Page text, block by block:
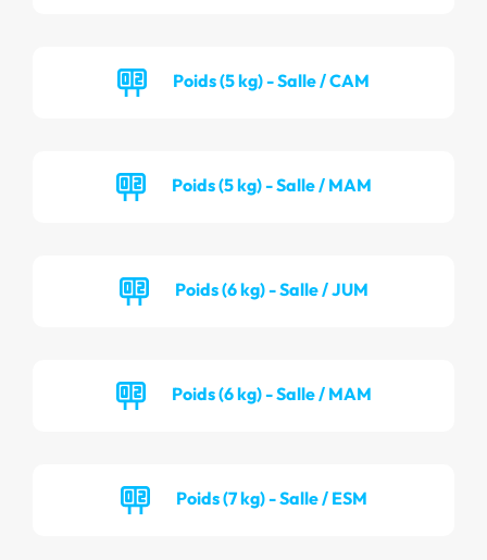
Poids (5 kg) - Salle / CAM
Poids (5 kg) - Salle / MAM
Poids (6 kg) - Salle / JUM
Poids (6 kg) - Salle / MAM
Poids (7 kg) - Salle / ESM